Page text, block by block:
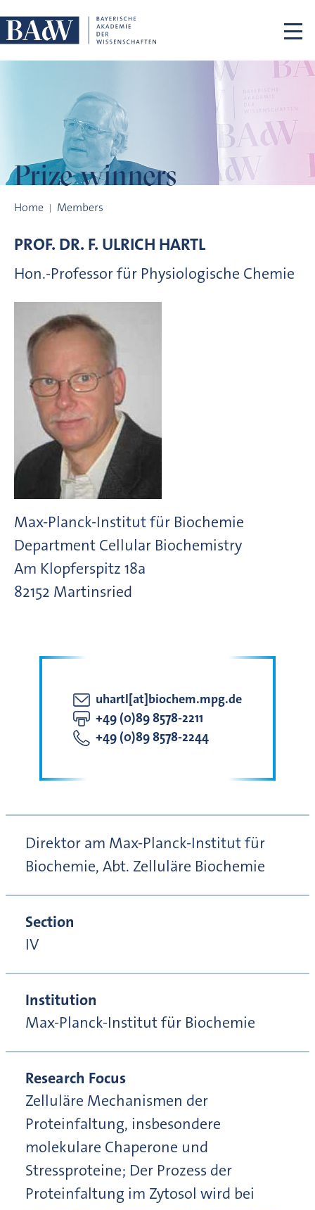
Prize winners
Home Members
PROF. DR. F. ULRICH HARTL
Hon.-Professor für Physiologische Chemie
Max-Planck-Institut für Biochemie
Department Cellular Biochemistry
Am Klopferspitz 18a
82152 Martinsried
uhartl[at]biochem.mpg.de
+49 (0)89 8578-2211
+49 (0)89 8578-2244
Direktor am Max-Planck-Institut für
Biochemie, Abt. Zelluläre Biochemie
Section
IV
Institution
Max-Planck-Institut für Biochemie
Research Focus
Zelluläre Mechanismen der
Proteinfaltung, insbesondere
molekulare Chaperone und
Stressproteine; Der Prozess der
Proteinfaltung im Zytosol wird bei